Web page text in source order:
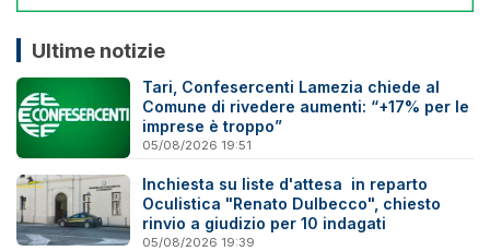
Ultime notizie
Tari, Confesercenti Lamezia chiede al
Comune di rivedere aumenti: “+17% per le
imprese è troppo”
05/08/2026 19:51
Inchiesta su liste d'attesa in reparto
Oculistica "Renato Dulbecco", chiesto
rinvio a giudizio per 10 indagati
05/08/2026 19:39